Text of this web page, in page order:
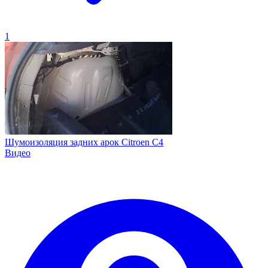
1
Шумоизоляция задних арок Citroen C4
Видео